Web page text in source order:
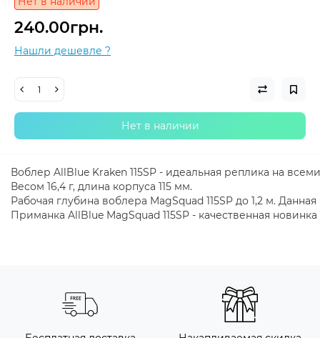
240.00грн.
Нашли дешевле ?
Нет в наличии
Воблер AllBlue Kraken 115SP - идеальная реплика на
Весом 16,4 г, длина корпуса 115 мм.
Рабочая глубина воблера MagSquad 115SP до 1,2 м. Данная
Приманка AllBlue MagSquad 115SP - качественная новинка